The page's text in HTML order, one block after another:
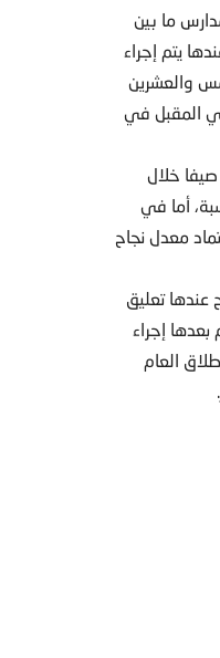
الى المدارس ما بين
يتم إجراء
والعشرين
الدراسي المقبل في
صيفا خلال
أما في
معدل نجاح
عندها تعليق
إجراء
تترك فترة 10 أيام للتسجيل وإطلاق العام